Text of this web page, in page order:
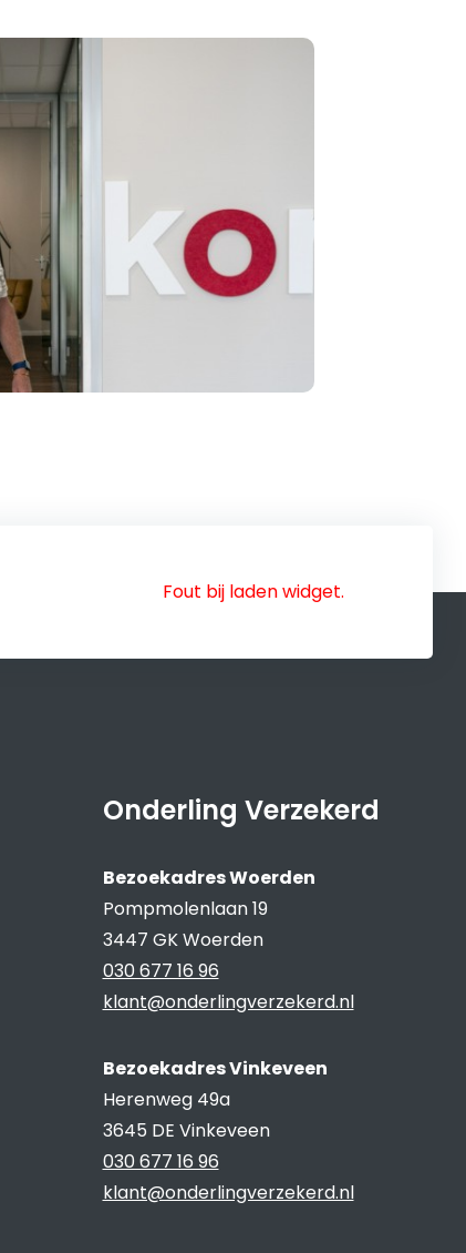
Fout bij laden widget.
Onderling Verzekerd
Bezoekadres Woerden
Pompmolenlaan 19
3447 GK Woerden
030 677 16 96
klant@onderlingverzekerd.nl
Bezoekadres Vinkeveen
Herenweg 49a
3645 DE Vinkeveen
030 677 16 96
klant@onderlingverzekerd.nl